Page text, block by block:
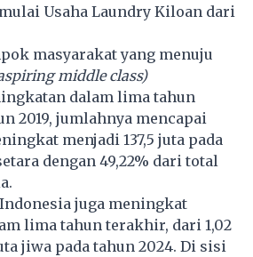
Usaha Laundry Kiloan dari
masyarakat yang menuju
middle class)
dalam lima tahun
2019, jumlahnya mencapai
menjadi 137,5 juta pada
dengan 49,22% dari total
juga meningkat
lima tahun terakhir, dari 1,02
jiwa pada tahun 2024. Di sisi